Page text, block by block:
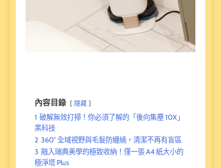
內容目錄 隱藏
1 破解無效打掃！你必須了解的「後向集塵 10X」
黑科技
2 360° 全域視野與毛髮防纏繞，清潔不再有盲區
3 融入瑞典美學的極致收納！僅一張 A4 紙大小的
極淨塔 Plus